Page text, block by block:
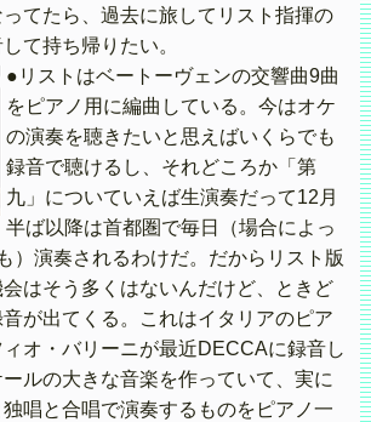
てたら、過去に旅してリスト指揮の
て持ち帰りたい。
●リストはベートーヴェンの交響曲9曲
をピアノ用に編曲している。今はオケ
の演奏を聴きたいと思えばいくらでも
録音で聴けるし、それどころか「第
九」についていえば生演奏だって12月
半ば以降は首都圏で毎日（場合によっ
）演奏されるわけだ。だからリスト版
会はそう多くはないんだけど、ときど
が出てくる。これはイタリアのピア
オ・バリーニが最近DECCAに録音し
ルの大きな音楽を作っていて、実に
唱と合唱で演奏するものをピアノ一